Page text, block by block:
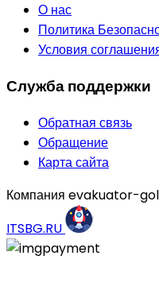
О нас
Политика
Условия
Служба поддержки
Обратная связь
Обращение
Карта сайта
Компания evakuator-
ITSBG.RU